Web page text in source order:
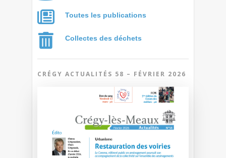
Toutes les publications
Collectes des déchets
CRÉGY ACTUALITÉS 58 – FÉVRIER 2026